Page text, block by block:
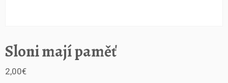
Sloni mají paměť
2,00€